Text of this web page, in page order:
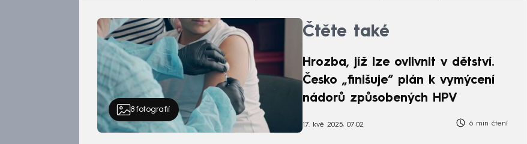
8fotografií
Čtěte také
Hrozba, jíž lze ovlivnit v dětství.
Česko „finišuje“ plán k vymýcení
nádorů způsobených HPV
17. kvě 2025, 07:02 6 min čtení